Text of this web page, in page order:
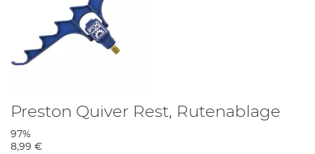
Preston Quiver Rest, Rutenablage
97%
8,99 €